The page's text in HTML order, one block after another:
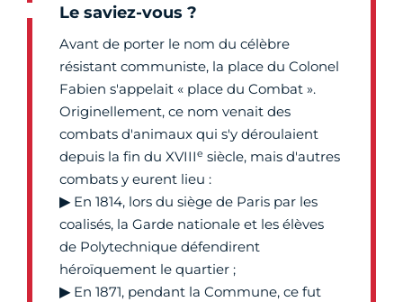
Le saviez-vous ?
Avant de porter le nom du célèbre
résistant communiste, la place du Colonel
Fabien s'appelait « place du Combat ».
Originellement, ce nom venait des
combats d'animaux qui s'y déroulaient
depuis la fin du XVIIIe siècle, mais d'autres
combats y eurent lieu :
▶ En 1814, lors du siège de Paris par les
coalisés, la Garde nationale et les élèves
de Polytechnique défendirent
héroïquement le quartier ;
▶ En 1871, pendant la Commune, ce fut